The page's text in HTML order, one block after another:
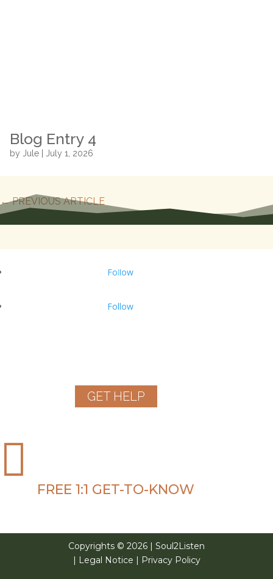
Blog Entry 4
by Jule July 1, 2026
←PREVIOUS ARTICLE
QUICK LINKS
FAQ
Support Me
Image Credits
Follow
Follow
GET HELP

FREE 1:1 GET-TO-KNOW
Copyrights © 2026 | Soul2Listen
Legal Notice Privacy Policy